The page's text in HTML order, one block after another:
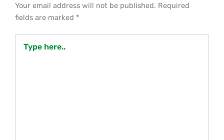
Your email address will not be published. Required
fields are marked *
here..